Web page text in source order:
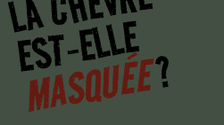
EST-ELLE
MASQUÉE?